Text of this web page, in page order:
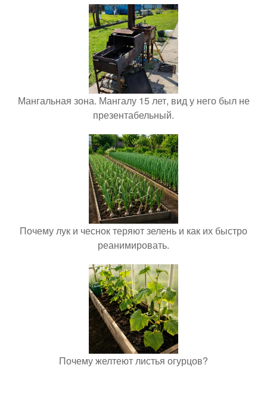
Мангальная зона. Мангалу 15 лет, вид у него был не
презентабельный.
Почему лук и чеснок теряют зелень и как их быстро
реанимировать.
Почему желтеют листья огурцов?